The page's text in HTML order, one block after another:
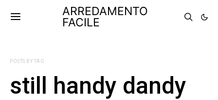
ARREDAMENTO
FACILE
POSTS BY TAG
still handy dandy